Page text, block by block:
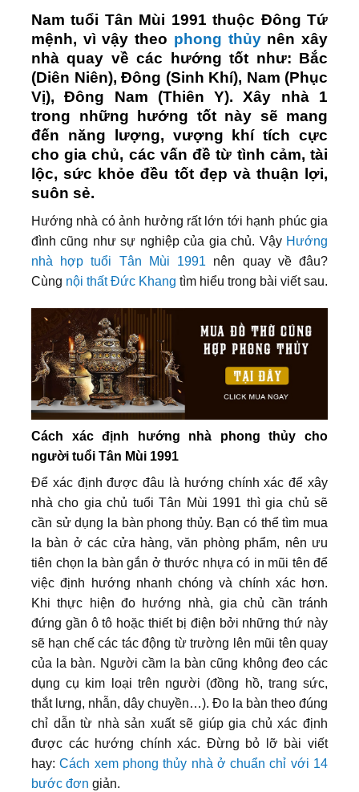
Nam tuổi Tân Mùi 1991 thuộc Đông Tứ
mệnh, vì vậy theo phong thủynên xây
nhà quay về các hướng tốt như: Bắc
(Diên Niên), Đông (Sinh Khí), Nam (Phục
Vị), Đông Nam (Thiên Y). Xây nhà 1
trong những hướng tốt này sẽ mang
đến năng lượng, vượng khí tích cực
cho gia chủ, các vấn đề từ tình cảm, tài
lộc, sức khỏe đều tốt đẹp và thuận lợi,
suôn sẻ.
Hướng nhà có ảnh hưởng rất lớn tới hạnh phúc gia
đình cũng như sự nghiệp của gia chủ. Vậy Hướng
nhà hợp tuổi Tân Mùi 1991 nên quay về đâu?
Cùng nội thất Đức Khang tìm hiểu trong bài viết sau.
Cách xác định hướng nhà phong thủy cho
người tuổi Tân Mùi 1991
Để xác định được đâu là hướng chính xác để xây
nhà cho gia chủ tuổi Tân Mùi 1991 thì gia chủ sẽ
cần sử dụng la bàn phong thủy. Bạn có thể tìm mua
la bàn ở các cửa hàng, văn phòng phẩm, nên ưu
tiên chọn la bàn gắn ở thước nhựa có in mũi tên để
việc định hướng nhanh chóng và chính xác hơn.
Khi thực hiện đo hướng nhà, gia chủ cần tránh
đứng gần ô tô hoặc thiết bị điện bởi những thứ này
sẽ hạn chế các tác động từ trường lên mũi tên quay
của la bàn. Người cầm la bàn cũng không đeo các
dụng cụ kim loại trên người (đồng hồ, trang sức,
thắt lưng, nhẫn, dây chuyền…). Đo la bàn theo đúng
chỉ dẫn từ nhà sản xuất sẽ giúp gia chủ xác định
được các hướng chính xác. Đừng bỏ lỡ bài viết
hay:Cách xem phong thủy nhà ở chuẩn chỉ với 14
bước đơn giản.